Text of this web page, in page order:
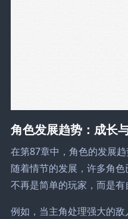
角色发展趋势：成长
在第87章中，角色的发展趋
随着情节的发展，许多角
不再是简单的玩家，而是有
例如，当主角处理强大的